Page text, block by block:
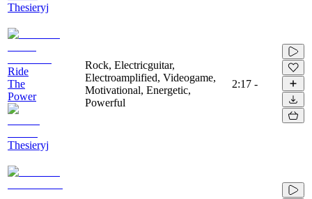
Thesieryj
Ride
The
Power
Thesieryj
Rock, Electricguitar,
Electroamplified, Videogame,
Motivational, Energetic,
Powerful
2:17 -